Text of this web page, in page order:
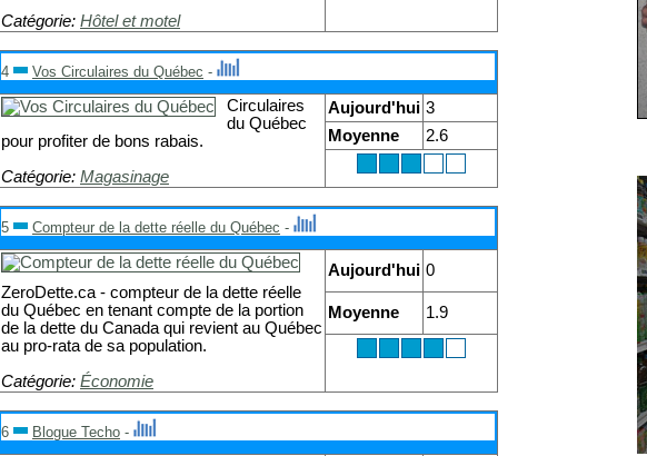
Catégorie: Hôtel et motel
4 Vos Circulaires du Québec -
Circulaires
du Québec
pour profiter de bons rabais.
Catégorie: Magasinage
Aujourd'hui 3
Moyenne
2.6
5 Compteur de la dette réelle du Québec -
ZeroDette.ca - compteur de la dette réelle
du Québec en tenant compte de la portion
de la dette du Canada qui revient au Québec
au pro-rata de sa population.
Catégorie: Économie
Aujourd'hui 0
Moyenne 1.9
6 Blogue Techo -